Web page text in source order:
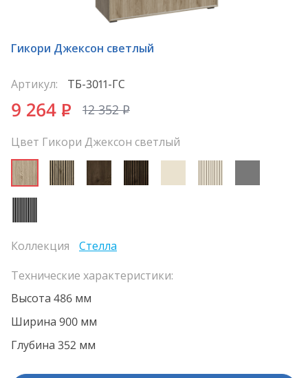
Гикори Джексон светлый
Артикул: ТБ-3011-ГС
9 264 P 12 352P
Цвет Гикори Джексон светлый
Коллекция
Стелла
Технические характеристики:
Высота 486 мм
Ширина 900 мм
Глубина 352 мм